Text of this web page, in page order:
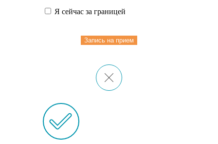
Я сейчас за границей
Запись на прием